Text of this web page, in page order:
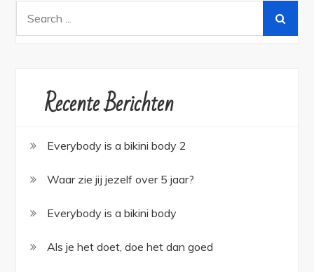
Recente Berichten
Everybody is a bikini body 2
Waar zie jij jezelf over 5 jaar?
Everybody is a bikini body
Als je het doet, doe het dan goed